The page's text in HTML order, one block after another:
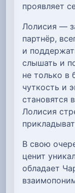
проявляет
Лолисия —
партнёр,
и
слышать и
не только в
чуткость и
становятся
Лолисия
В свою
ценит
обладает